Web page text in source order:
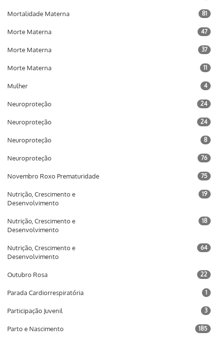
Mortalidade Materna 81
Morte Materna 47
Morte Materna 37
Morte Materna 11
Mulher 4
Neuroproteção 24
Neuroproteção 24
Neuroproteção 8
Neuroproteção 76
Novembro Roxo Prematuridade 75
Nutrição, Crescimento e
Desenvolvimento
19
Nutrição, Crescimento e
Desenvolvimento
18
Nutrição, Crescimento e
Desenvolvimento
64
Outubro Rosa 22
Parada Cardiorrespiratória 1
Participação Juvenil 3
Parto e Nascimento 185